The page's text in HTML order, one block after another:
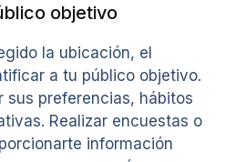
objetivo
la ubicación, el
a tu público objetivo.
sus preferencias, hábitos
Realizar encuestas o
información